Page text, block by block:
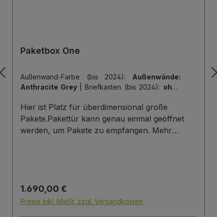
Paketbox One
Außenwand-Farbe (bis 2024): Außenwände:
Anthracite Grey
Briefkasten (bis 2024): ohne
Hintertür | Tiefe der Paketbox (bis 2024):
cm Außenmaß (Standard) | Tür-Farbe (bis
2024):Tür: Anthracite Grey
Hier ist Platz für überdimensional große
Pakete.Pakettür kann genau einmal geöffnet
werden, um Pakete zu empfangen. Mehr
Die Tür wird immer mit einem Halbzylinder
ausgestattet. Das heißt, Sie können den selben
Regulärer Preis:
1.690,00 €
Preise inkl. MwSt. zzgl. Versandkosten